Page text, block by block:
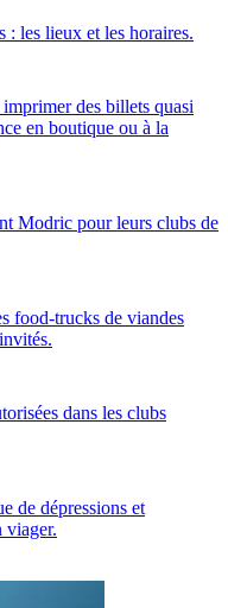
: les lieux et les horaires.
des billets quasi
en boutique ou à la
Modric pour leurs clubs de
food-trucks de viandes
dans les clubs
de dépressions et
viager.